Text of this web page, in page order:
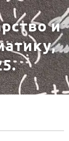
и